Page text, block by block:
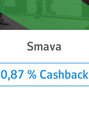
Smava
0,87 % Cashback